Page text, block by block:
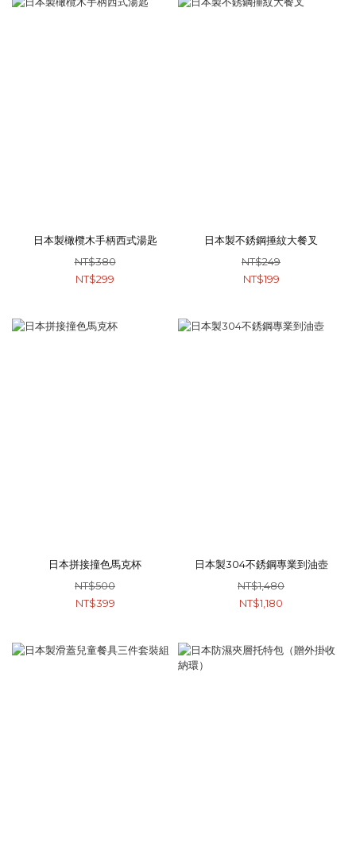
日本製橄欖木手柄西式湯匙
NT$380
NT$299
日本製不銹鋼捶紋大餐叉
NT$249
NT$199
日本拼接撞色馬克杯
NT$500
NT$399
日本製304不銹鋼專業到油壺
NT$1,480
NT$1,180